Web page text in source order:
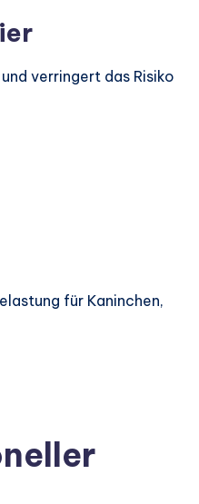
verringert das Risiko
für Kaninchen,